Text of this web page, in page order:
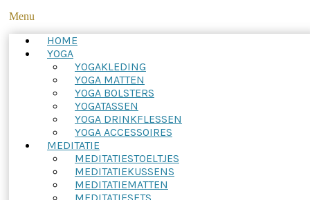
Menu
HOME
YOGA
YOGAKLEDING
YOGA MATTEN
YOGA BOLSTERS
YOGATASSEN
YOGA DRINKFLESSEN
YOGA ACCESSOIRES
MEDITATIE
MEDITATIESTOELTJES
MEDITATIEKUSSENS
MEDITATIEMATTEN